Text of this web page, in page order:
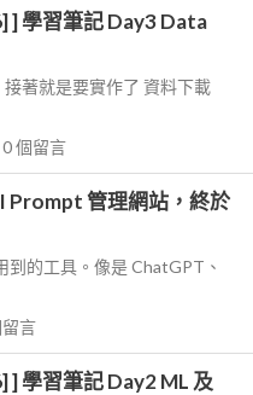
] 學習筆記 Day3 Data
著就是要實作了 資料下載
0個留言
Prompt 管理網站，終於
的工具。像是 ChatGPT、
言
學習筆記 Day2 ML 及